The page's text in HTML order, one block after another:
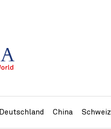
Deutschland China Schweiz